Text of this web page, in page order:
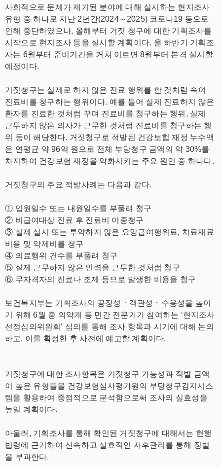
사회적으로 문제가 제기된 분야에 대해 실시하는 현지조사
유형 중 하나로 지난 2년간(2024～2025) 코로나19 등으로
인해 중단하였으나, 올해부터 거짓 청구에 대한 기획조사를
시작으로 현지조사 등을 실시할 계획이다. 올 하반기 기획조
사는 6월부터 준비기간을 거쳐 이르면 8월부터 본격 실시할
예정이다.
거짓청구는 실제로 하지 않은 진료 행위를 한 것처럼 속여
진료비를 청구하는 행위이다. 예를 들어 실제 진료하지 않은
환자를 진료한 것처럼 꾸며 진료비를 청구하는 행위, 실제
근무하지 않은 의사가 근무한 것처럼 진료비를 청구하는 행
위 등이 해당한다. 거짓청구로 적발된 건강보험 재정 누수액
은 연평균 약 96억 원으로 전체 부당청구 금액의 약 30%를
차지하여 건강보험 재정을 약화시키는 주요 원인 중 하나다.
거짓청구의 주요 적발사례는 다음과 같다.
① 입원일수 또는 내원일수를 부풀려 청구
② 비급여대상 진료 후 진료비 이중청구
③ 실제 실시 또는 투약하지 않은 요양급여행위료, 치료재료
비용 및 약제비를 청구
④ 의료행위 건수를 부풀려 청구
⑤ 실제 근무하지 않은 인력을 근무한 것처럼 청구
⑥ 무자격자의 진료나 조제 등으로 발생한 비용을 청구
보건복지부는 기획조사의 공정성ㆍ객관성ㆍ수용성을 높이
기 위해 6월 중 의약계 등 민간 전문가가 참여하는 ‘현지조사
선정심의위원회’ 심의를 통해 조사 항목과 시기에 대해 논의
하고, 이를 확정한 후 사전에 예고할 계획이다.
거짓청구에 대한 조사항목은 거짓청구 가능성과 적발 금액
이 높은 유형들을 건강보험심사평가원의 부당청구감지시스
템을 활용하여 중점적으로 분석함으로써 조사의 실효성을
높일 계획이다.
아울러, 기획조사를 통해 확인된 거짓청구에 대해서는 현행
법령에 근거하여 신속하고 실효적인 사후관리를 통해 징벌
을 부과한다.